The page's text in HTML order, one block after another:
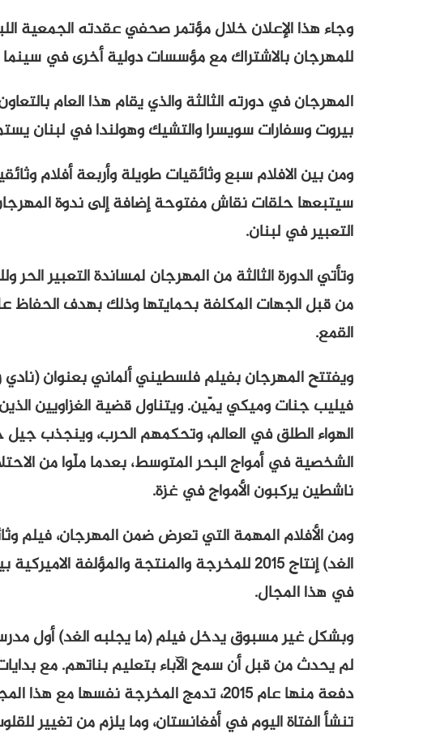
للمهرجان بالاشتراك مع مؤسسات دولية أخرى في
المهرجان في دورته الثالثة والذي يقام هذا العام
بيروت وسفارات سويسرا والتشيك وهولندا في لبنان
ومن بين الافلام سبع وثائقيات طويلة وأربعة أفلام
سيتبعها حلقات نقاش مفتوحة إضافة إلى ندوة
التعبير في لبنان.
وتأتي الدورة الثالثة من المهرجان لمساندة التعبير الحر
من قبل الجهات المكلفة بحمايتها وذلك بهدف الحفاظ
القمع.
فيليب جنات وميكي يمّين. ويتناول قضية الغزاويين
الهواء الطلق في العالم، وتحكمهم الحرب، وينجذب
الشخصية في أمواج البحر المتوسط، بعدما ملّوا من
ناشطين يركبون الأمواج في غزة.
ومن الأفلام المهمة التي تعرض ضمن المهرجان، فيلم
الغد) إنتاج 2015 للمخرجة والمنتجة والمؤلفة
في هذا المجال.
وبشكل غير مسبوق يدخل فيلم (ما يجلبه الغد) أول
دفعة منها عام 2015، تدمج المخرجة
تنشأ الفتاة اليوم في أفغانستان، وما يلزم من تغيير